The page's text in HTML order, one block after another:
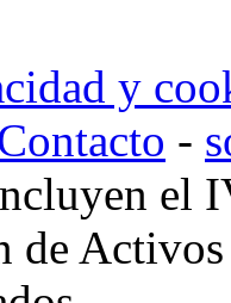
y
-
el
de